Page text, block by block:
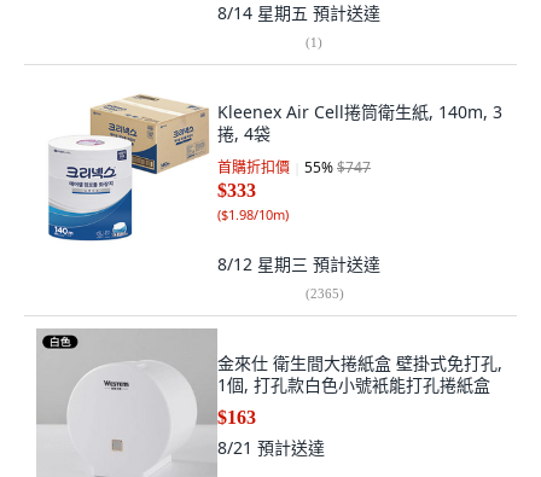
8/14 星期五 預計送達
(1)
Kleenex Air Cell捲筒衛生紙, 140m, 3
捲, 4袋
首購折扣價 55%$747
$333
($1.98/10m)
8/12 星期三 預計送達
(2365)
金來仕 衛生間大捲紙盒 壁掛式免打孔,
1個, 打孔款白色小號衹能打孔捲紙盒
$163
8/21 預計送達